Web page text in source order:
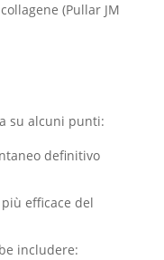
(Pullar JM
su alcuni punti:
definitivo
efficace del
includere: